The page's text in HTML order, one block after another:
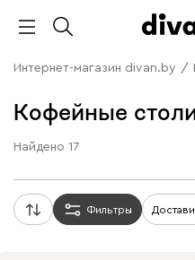
Интернет-магазин divan.by /
Кофейные
Найдено 17
Фильтры